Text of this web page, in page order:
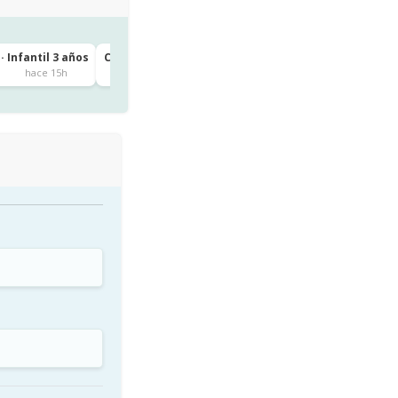
· Infantil 3 años
hace 15h
CEIP IGUESTE · 1º de Primaria